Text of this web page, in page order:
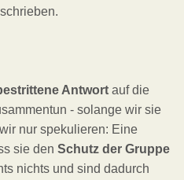
Antwort auf die
- solange wir sie
nur spekulieren: Eine
sie den Schutz der Gruppe
nichts und sind dadurch